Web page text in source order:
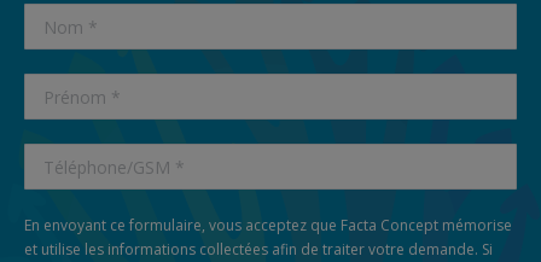
En envoyant ce formulaire, vous acceptez que Facta Concept mémorise
et utilise les informations collectées afin de traiter votre demande. Si